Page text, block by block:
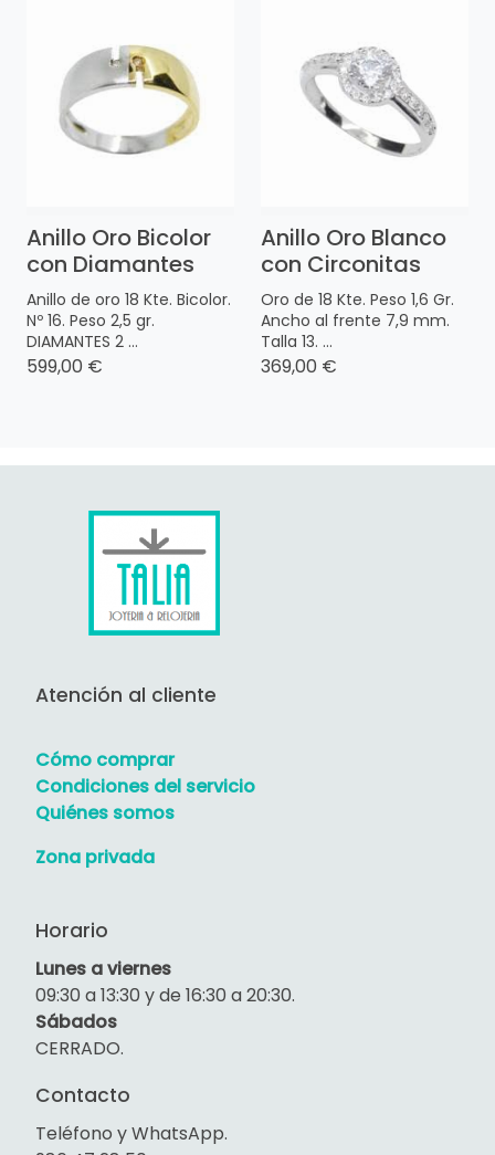
Anillo Oro Bicolor
con Diamantes
Anillo de oro 18 Kte. Bicolor.
Nº 16. Peso 2,5 gr.
DIAMANTES 2 ...
599,00 €
Anillo Oro Blanco
con Circonitas
Oro de 18 Kte. Peso 1,6 Gr.
Ancho al frente 7,9 mm.
Talla 13. ...
369,00 €
Atención al cliente
Cómo comprar
Condiciones del servicio
Quiénes somos
Zona privada
Horario
Lunes a viernes
09:30 a 13:30 y de 16:30 a 20:30.
Sábados
CERRADO.
Contacto
Teléfono y WhatsApp.